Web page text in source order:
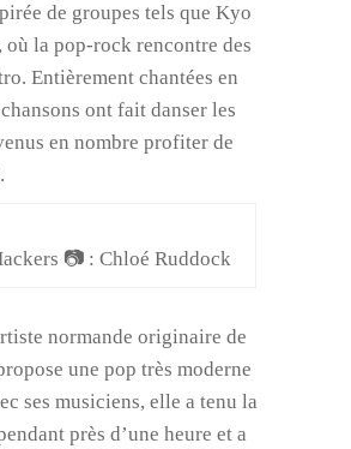
de groupes tels que Kyo
où la pop-rock rencontre des
Entièrement chantées en
ont fait danser les
en nombre profiter de
📷 : Chloé Ruddock
normande originaire de
une pop très moderne
ses musiciens, elle a tenu la
près d’une heure et a